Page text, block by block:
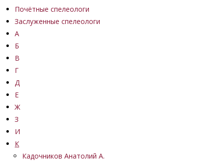
Почётные спелеологи
Заслуженные спелеологи
А
Б
В
Г
Д
Е
Ж
З
И
К
Кадочников Анатолий А.